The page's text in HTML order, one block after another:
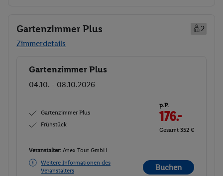
Gartenzimmer Plus
2
Zimmerdetails
Buchen
Gartenzimmer Plus
04.10. - 08.10.2026
Gartenzimmer Plus
Frühstück
p.P.
176.-
Gesamt 352 €
Veranstalter: Anex Tour GmbH
Weitere Informationen des
Veranstalters
Buchen